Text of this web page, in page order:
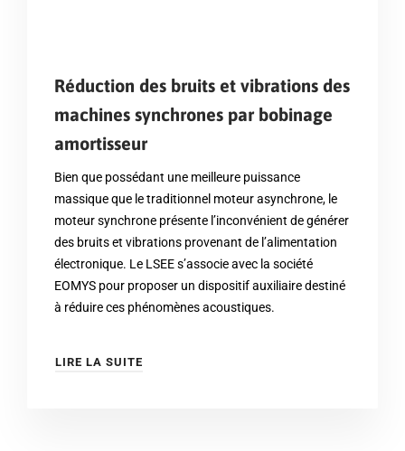
Réduction des bruits et vibrations des
machines synchrones par bobinage
amortisseur
Bien que possédant une meilleure puissance
massique que le traditionnel moteur asynchrone, le
moteur synchrone présente l’inconvénient de générer
des bruits et vibrations provenant de l’alimentation
électronique. Le LSEE s’associe avec la société
EOMYS pour proposer un dispositif auxiliaire destiné
à réduire ces phénomènes acoustiques.
LIRE LA SUITE